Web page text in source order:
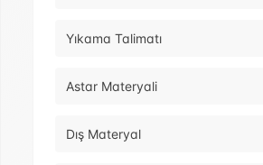
Yıkama Talimatı
Astar Materyali
Dış Materyal